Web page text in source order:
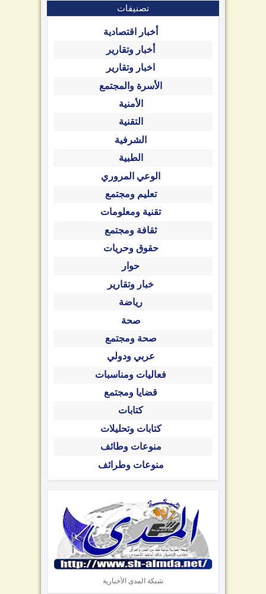
تصنيفات
أخبار اقتصادية
أخبار وتقارير
اخبار وتقارير
الأسرة والمجتمع
الأمنية
التقنية
الشرفية
الطبية
الوعي المروري
تعليم ومجتمع
تقنية ومعلومات
ثقافة ومجتمع
حقوق وحريات
حوار
خبار وتقارير
رياضة
صحة
صحة ومجتمع
عربي ودولي
فعاليات ومناسبات
قضايا ومجتمع
كتابات
كتابات وتحليلات
منوعات وطائف
منوعات وطرائف
شبكة المدى الأخبارية